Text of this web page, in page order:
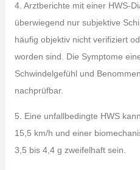
4. Arztberichte mit einer HWS-
überwiegend nur subjektive
häufig objektiv nicht verifiziert
worden sind. Die Symptome
Schwindelgefühl und
nachprüfbar.
5. Eine unfallbedingte HWS
15,5 km/h und einer
3,5 bis 4,4 g zweifelhaft sein.